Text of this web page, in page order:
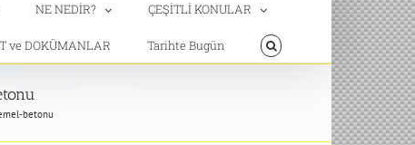
NE NEDİR? ÇEŞİTLİ KONULAR
ve DOKÜMANLAR Tarihte Bugün
betonu